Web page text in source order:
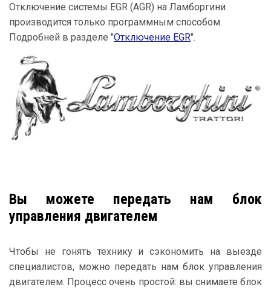
Отключение системы EGR (AGR) на Ламборгини
производится только программным способом.
Подробней в разделе "Отключение EGR".
Вы можете передать нам блок
управления двигателем
Чтобы не гонять технику и сэкономить на выезде
специалистов, можно передать нам блок управления
двигателем. Процесс очень простой: вы снимаете блок